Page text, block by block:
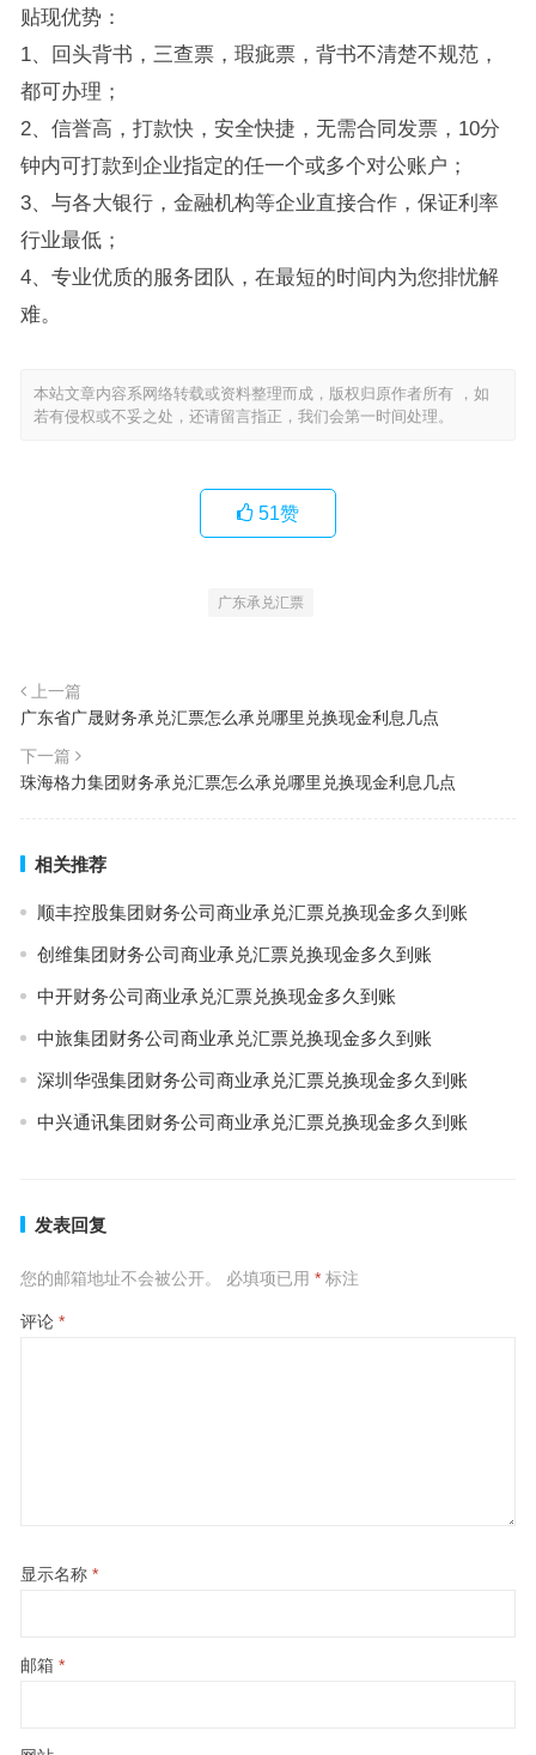
贴现优势：
1、回头背书，三查票，瑕疵票，背书不清楚不规范，
都可办理；
2、信誉高，打款快，安全快捷，无需合同发票，10分
钟内可打款到企业指定的任一个或多个对公账户；
3、与各大银行，金融机构等企业直接合作，保证利率
行业最低；
4、专业优质的服务团队，在最短的时间内为您排忧解
难。
本站文章内容系网络转载或资料整理而成，版权归原作者所有 ，如
若有侵权或不妥之处，还请留言指正，我们会第一时间处理。
51赞
广东承兑汇票
上一篇
广东省广晟财务承兑汇票怎么承兑哪里兑换现金利息几点
下一篇
珠海格力集团财务承兑汇票怎么承兑哪里兑换现金利息几点
相关推荐
顺丰控股集团财务公司商业承兑汇票兑换现金多久到账
创维集团财务公司商业承兑汇票兑换现金多久到账
中开财务公司商业承兑汇票兑换现金多久到账
中旅集团财务公司商业承兑汇票兑换现金多久到账
深圳华强集团财务公司商业承兑汇票兑换现金多久到账
中兴通讯集团财务公司商业承兑汇票兑换现金多久到账
发表回复
您的邮箱地址不会被公开。 必填项已用 *标注
评论 *
显示名称 *
邮箱 *